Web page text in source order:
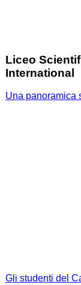
Liceo
International
Una panoramica
Gli studenti del